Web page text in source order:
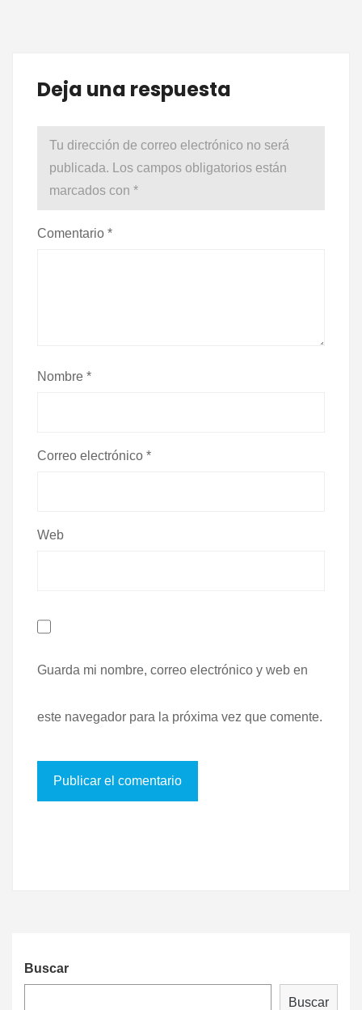
Deja una respuesta
Tu dirección de correo electrónico no será
publicada.
Los campos obligatorios están
marcados con *
Comentario *
Nombre *
Correo electrónico *
Web
Guarda mi nombre, correo electrónico y web en
este navegador para la próxima vez que comente.
Buscar
Buscar